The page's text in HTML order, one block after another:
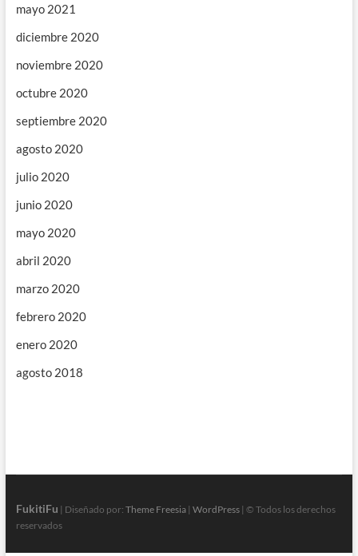
mayo 2021
diciembre 2020
noviembre 2020
octubre 2020
septiembre 2020
agosto 2020
julio 2020
junio 2020
mayo 2020
abril 2020
marzo 2020
febrero 2020
enero 2020
agosto 2018
FukitiFu | Diseñado por: Theme Freesia| WordPress| © Todos los derechos
reservados